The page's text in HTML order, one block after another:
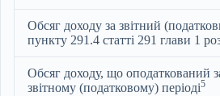
Обсяг доходу за звітний
пункту 291.4 статті 291 глави 1
Обсяг доходу, що оподаткований
звітному (податковому) періоді5